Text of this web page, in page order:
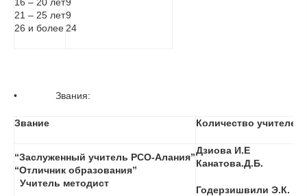
21 – 25 лет
26 и более
9
24
•              Звания:
Звание Количество учителей
“Заслуженный учитель РСО-Алания”
“Отличник образования”
Учитель методист
Дзиова И.Е
Канатова.Д.Б.
Годерзишвили Э.К.